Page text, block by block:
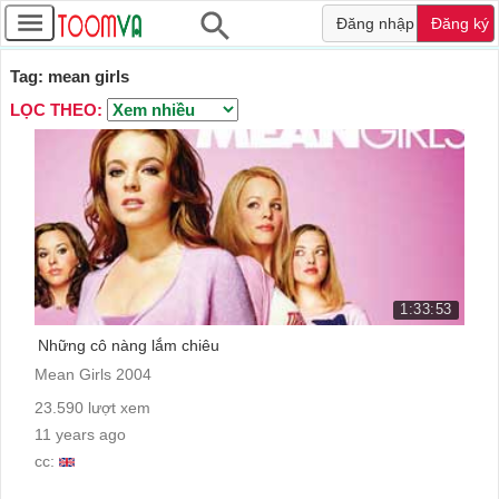
Đăng nhập Đăng ký
Tag: mean girls
LỌC THEO:
1:33:53
Những cô nàng lắm chiêu
Mean Girls 2004
23.590 lượt xem
11 years ago
cc: